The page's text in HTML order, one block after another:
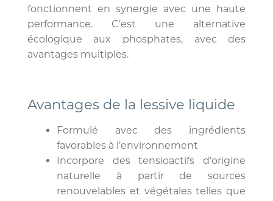
fonctionnent en synergie avec une haute
performance. C’est une alternative
écologique aux phosphates, avec des
avantages multiples.
Avantages de la lessive liquide
Formulé avec des ingrédients
favorables à l’environnement
Incorpore des tensioactifs d’origine
naturelle à partir de sources
renouvelables et végétales telles que